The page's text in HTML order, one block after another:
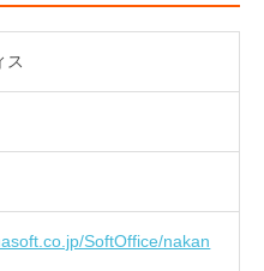
ス
SoftOffice/nakan